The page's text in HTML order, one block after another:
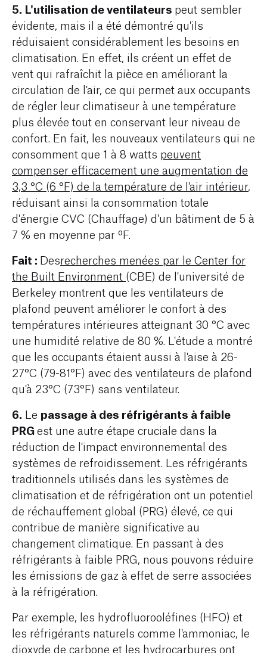
5. L'utilisation de ventilateurs peut sembler
évidente, mais il a été démontré qu'ils
réduisaient considérablement les besoins en
climatisation. En effet, ils créent un effet de
vent qui rafraîchit la pièce en améliorant la
circulation de l'air, ce qui permet aux occupants
de régler leur climatiseur à une température
plus élevée tout en conservant leur niveau de
confort. En fait, les nouveaux ventilateurs qui ne
consomment que 1 à 8 watts peuvent
compenser efficacement une augmentation de
3,3 °C (6 °F) de la température de l'air intérieur,
réduisant ainsi la consommation totale
d'énergie CVC (Chauffage) d'un bâtiment de 5 à
7 % en moyenne par ºF.
Fait : Desrecherches menées par le Center for
the Built Environment (CBE) de l'université de
Berkeley montrent que les ventilateurs de
plafond peuvent améliorer le confort à des
températures intérieures atteignant 30 °C avec
une humidité relative de 80 %. L'étude a montré
que les occupants étaient aussi à l'aise à 26-
27°C (79-81°F) avec des ventilateurs de plafond
qu'à 23°C (73°F) sans ventilateur.
6. Le passage à des réfrigérants à faible
PRGest une autre étape cruciale dans la
réduction de l'impact environnemental des
systèmes de refroidissement. Les réfrigérants
traditionnels utilisés dans les systèmes de
climatisation et de réfrigération ont un potentiel
de réchauffement global (PRG) élevé, ce qui
contribue de manière significative au
changement climatique. En passant à des
réfrigérants à faible PRG, nous pouvons réduire
les émissions de gaz à effet de serre associées
à la réfrigération.
Par exemple, les hydrofluorooléfines (HFO) et
les réfrigérants naturels comme l'ammoniac, le
dioxyde de carbone et les hydrocarbures ont